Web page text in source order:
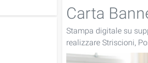
Carta
Stampa digitale su
realizzare Striscioni,